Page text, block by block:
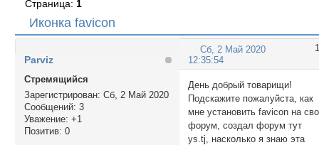
Иконка favicon
Страница: 1
1
Сб, 2 Май 2020
12:35:54
Parviz
Стремящийся
Зарегистрирован: Сб, 2 Май 2020
Сообщений: 3
Уважение: +1
Позитив: 0
День добрый товарищи!
Подскажите пожалуйста, как
мне установить favicon на
форум, создал форум тут
ys.tj, насколько я знаю эта